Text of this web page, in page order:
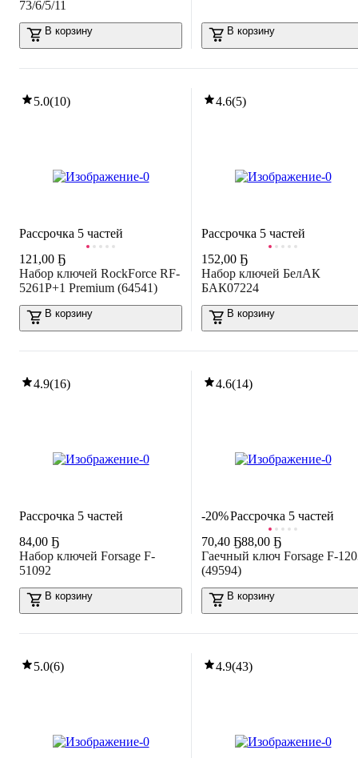
73/6/5/11
В корзину В корзину
5.0(10)
Рассрочка 5 частей
121 ,00 Ҕ
Набор ключей RockForce RF-
5261P+1 Premium (64541)
В корзину
4.6(5)
Рассрочка 5 частей
152,00 Ҕ
Набор ключей БелАК
БАК07224
В корзину
4.9(16)
Рассрочка 5 частей
84,00 Ҕ
Набор ключей Forsage F-
51092
В корзину
4.6(14)
-20%Рассрочка 5 частей
70,40 Ҕ88,00 Ҕ
Гаечный ключ Forsage F-
(49594)
В корзину
5.0(6) 4.9(43)